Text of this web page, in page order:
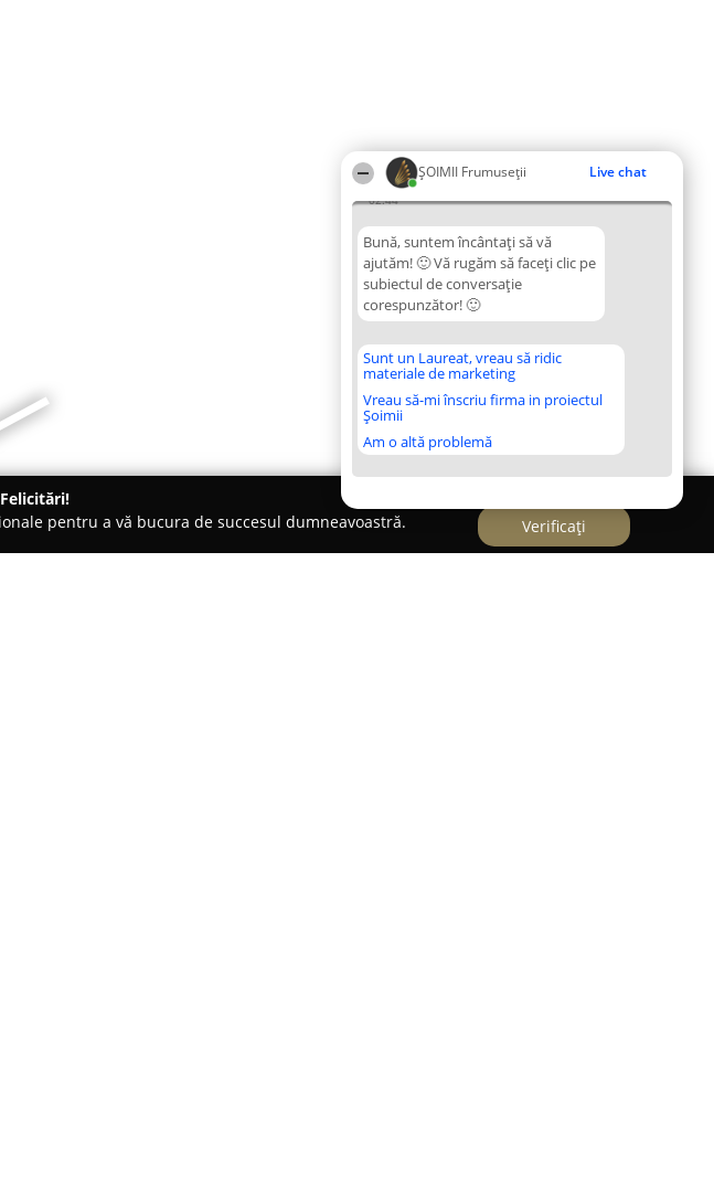
ȘOIMII Frumuseții Live chat
02:44
Bună, suntem încântați să vă
ajutăm! 🙂 Vă rugăm să faceți clic pe
subiectul de conversație
corespunzător! 🙂
Sunt un Laureat, vreau să ridic
materiale de marketing
Vreau să-mi înscriu firma in proiectul
Șoimii
Am o altă problemă
Felicitări!
pentru a vă bucura de succesul dumneavoastră.
Verificați